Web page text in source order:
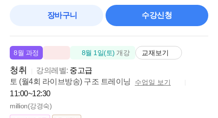
장바구니 수강신청
8월 과정 8월 1일(토) 개강 교재보기
청취 강의레벨: 중고급
토 (월4회 라이브방송) 구조 트레이닝
수업일 보기
11:00~12:30
million(강경숙)